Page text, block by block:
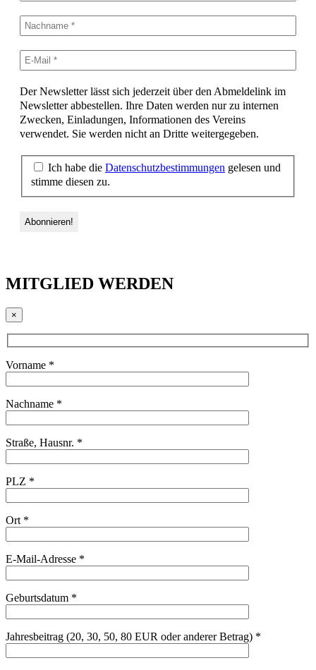
Der Newsletter lässt sich jederzeit über den Abmeldelink im
Newsletter abbestellen. Ihre Daten werden nur zu internen
Zwecken, Einladungen, Informationen des Vereins
verwendet. Sie werden nicht an Dritte weitergegeben.
Ich habe die Datenschutzbestimmungen gelesen und
stimme diesen zu.
MITGLIED WERDEN
×
Vorname *
Nachname *
Straße, Hausnr. *
PLZ *
Ort *
E-Mail-Adresse *
Geburtsdatum *
Jahresbeitrag (20, 30, 50, 80 EUR oder anderer Betrag) *